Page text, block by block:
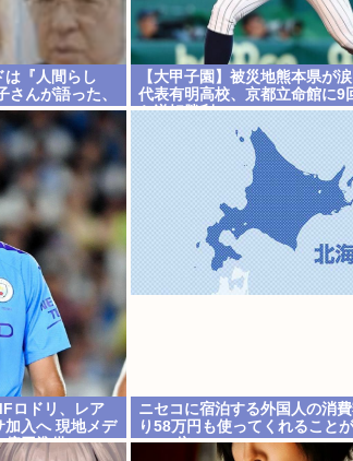
は『人間らし
さんが語った、
【大甲子園】被災地熊本県が
代表有明高校、京都立命館に9
ら逆転勝利
ロドリ、レア
加入へ 現地メデ
億円準備
ニセコに宿泊する外国人の消
り58万円も使ってくれること
の4.6倍